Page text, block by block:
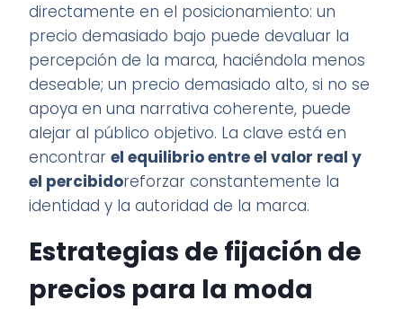
directamente en el posicionamiento: un
precio demasiado bajo puede devaluar la
percepción de la marca, haciéndola menos
deseable; un precio demasiado alto, si no se
apoya en una narrativa coherente, puede
alejar al público objetivo. La clave está en
encontrarel equilibrio entre el valor real y
el percibidoreforzar constantemente la
identidad y la autoridad de la marca.
Estrategias de fijación de
precios para la moda